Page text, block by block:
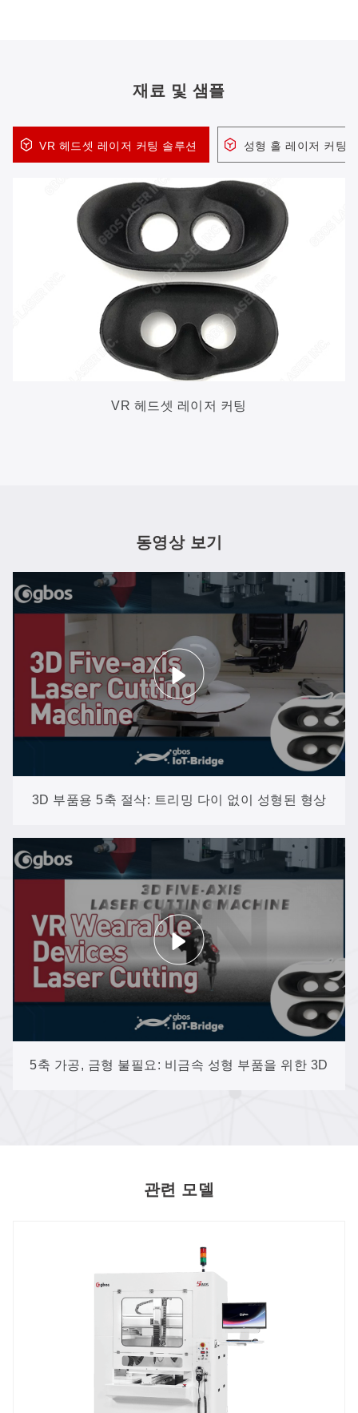
재료 및 샘플
VR 헤드셋 레이저 커팅 솔루션 성형 홀 레이저 커팅
VR 헤드셋 레이저 커팅
동영상 보기
3D 부품용 5축 절삭: 트리밍 다이 없이 성형된 형상
을 다듬기 (GN602-3D-EP)
5축 가공, 금형 불필요: 비금속 성형 부품을 위한 3D
관련 모델